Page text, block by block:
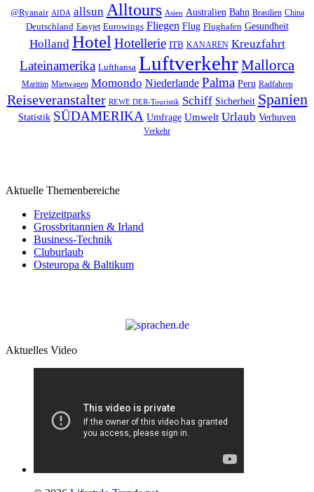
@Ryanair AIDA allsun Alltours Asien Australien Bahn Brasilien China
Deutschland Easyjet Eurowings Fliegen Flug Flughafen Gesundheit
Holland Hotel Hotellerie ITB KANAREN Kreuzfahrt
Lateinamerika Lufthansa LuftverkehrMallorca
Maritim Mietwagen Momondo Niederlande Palma Peru Radfahren
Reiseveranstalter REWE DER-Touristik Schiff Sicherheit Spanien
Statistik SÜDAMERIKA Umfrage Umwelt Urlaub Verhuven
Verkehr
Aktuelle Themenbereiche
Freizeitparks
Grossbritannien & Irland
Business-Technik
Cluburlaub
Osteuropa & Baltikum
Aktuelles Video